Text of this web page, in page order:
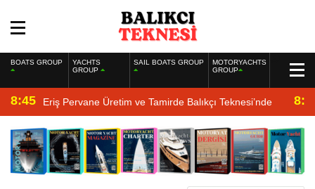
BOATS GROUP
YACHTS
GROUP
SAIL BOATS GROUP
MOTORYACHTS
GROUP
8:45 Eriş Pervane Üretim ve Tamirde Balıkçı Teknesi’nde